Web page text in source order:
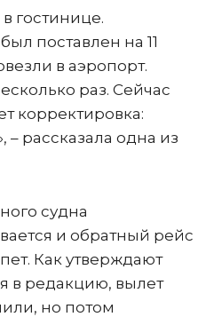
гостинице.
поставлен на 11
в аэропорт.
раз. Сейчас
корректировка:
рассказала одна из
судна
и обратный рейс
Как утверждают
в редакцию, вылет
но потом